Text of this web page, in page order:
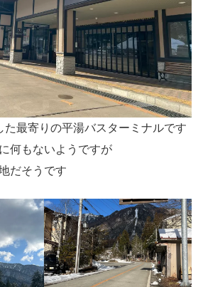
た最寄りの平湯バスターミナルです
何もないようですが
だそうです